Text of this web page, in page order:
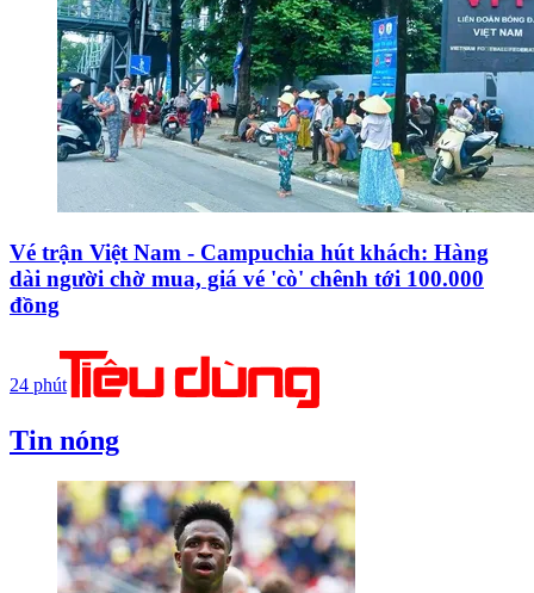
Vé trận Việt Nam - Campuchia hút khách: Hàng
dài người chờ mua, giá vé 'cò' chênh tới 100.000
đồng
24 phút
Tin nóng